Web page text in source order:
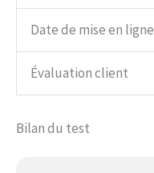
Date de mise en ligne
Évaluation client
Bilan du test